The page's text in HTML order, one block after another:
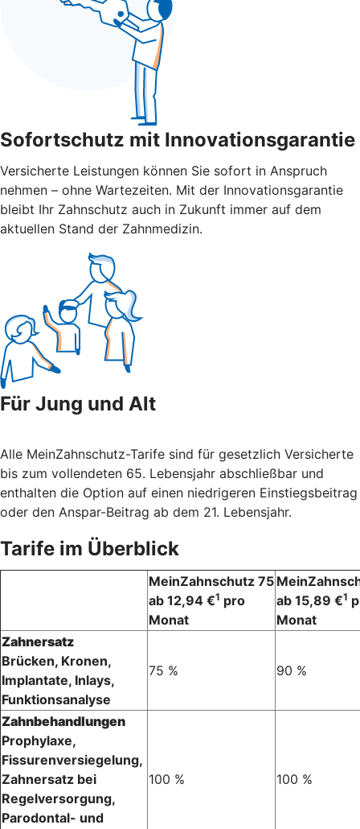
Sofortschutz mit Innovationsgarantie
Versicherte Leistungen können Sie sofort in Anspruch
nehmen – ohne Wartezeiten. Mit der Innovations­garantie
bleibt Ihr Zahnschutz auch in Zukunft immer auf dem
aktuellen Stand der Zahnmedizin.
Für Jung und Alt
Alle MeinZahnschutz-Tarife sind für gesetzlich Versicherte
bis zum vollendeten 65. Lebensjahr abschließbar und
enthalten die Option auf einen niedrigeren Einstiegsbeitrag
oder den Anspar-Beitrag ab dem 21. Lebensjahr.
Tarife im Überblick
MeinZahnschutz 75
ab 12,94 €1 pro
Monat
ab 15,89 €1
Monat
Zahnersatz
Brücken, Kronen,
Implantate, Inlays,
Funktionsanalyse
75 % 90 %
Zahnbehandlungen
Prophylaxe,
Fissurenversiegelung,
Zahnersatz bei
Regelversorgung,
Parodontal- und
100 % 100 %